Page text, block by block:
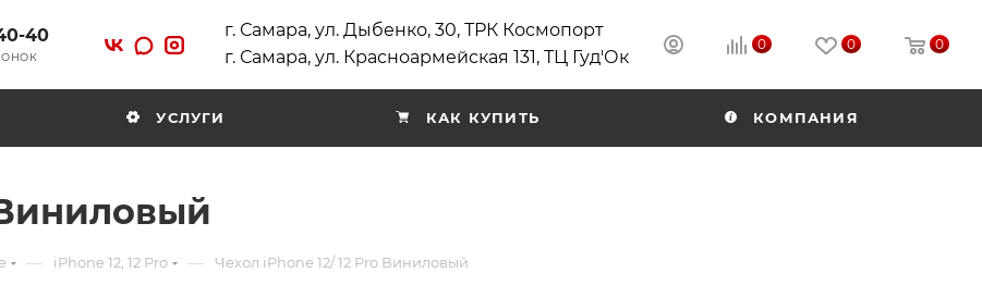
40
г. Самара, ул. Дыбенко, 30, ТРК Космопорт
г. Самара, ул. Красноармейская 131, ТЦ Гуд'Ок
0 0 0
УСЛУГИ КАК КУПИТЬ КОМПАНИЯ
— iPhone 12, 12 Pro — Чехол iPhone 12/ 12 Pro Виниловый